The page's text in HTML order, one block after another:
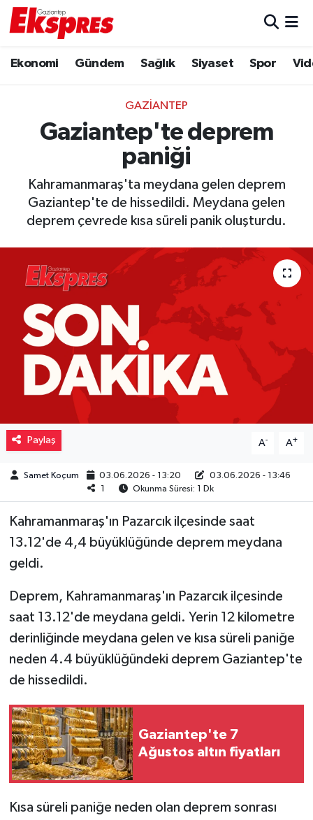
Ekonomi Gündem Sağlık Siyaset Spor
GAZIANTEP
Gaziantep'te deprem
paniği
Kahramanmaraş'ta meydana gelen deprem
Gaziantep'te de hissedildi. Meydana gelen
deprem çevrede kısa süreli panik oluşturdu.
Paylaş A- A+
Samet Koçum 03.06.2026 - 13:20
03.06.2026 - 13:46
1
Okunma Süresi: 1 Dk
Kahramanmaraş'ın Pazarcık ilçesinde saat
13.12'de 4,4 büyüklüğünde deprem meydana
geldi.
Deprem, Kahramanmaraş'ın Pazarcık ilçesinde
saat 13.12'de meydana geldi. Yerin 12 kilometre
derinliğinde meydana gelen ve kısa süreli paniğe
neden 4.4 büyüklüğündeki deprem Gaziantep'te
de hissedildi.
Gaziantep'te 7
Ağustos altın fiyatları
Kısa süreli paniğe neden olan deprem sonrası
Ekonomi
Gaziantep son dakika
Gündem
Haberler
Kültür Sanat
Magazin
Müzik
Piyasa
Resmi İlanlar
Sağlık
Sinemalar
Siyaset
Türkiye
Video Haber
Yeme-İçme
Yemek
Trafik Durumu
Puan Durumu ve Fikstür
Son Dakika Haberleri
Haber Arşivi